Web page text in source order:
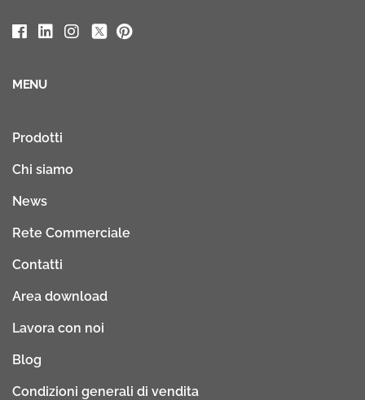
MENU
Prodotti
Chi siamo
News
Rete Commerciale
Contatti
Area download
Lavora con noi
Blog
Condizioni generali di vendita